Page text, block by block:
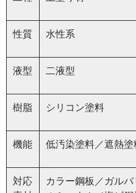
性質 水性系
液型 二液型
樹脂 シリコン塗料
機能 低汚染塗料／遮熱塗
対応
カラー鋼板／ガル